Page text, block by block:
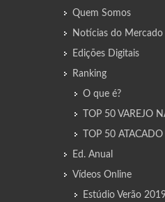
Quem Somos
Notícias do Mercado
Edições Digitais
Ranking
O que é?
TOP 50 VAREJO
TOP 50
Ed. Anual
Vídeos Online
Estúdio Verão